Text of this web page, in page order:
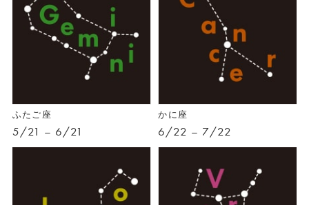
ふたご座
5/21 – 6/21
かに座
6/22 – 7/22